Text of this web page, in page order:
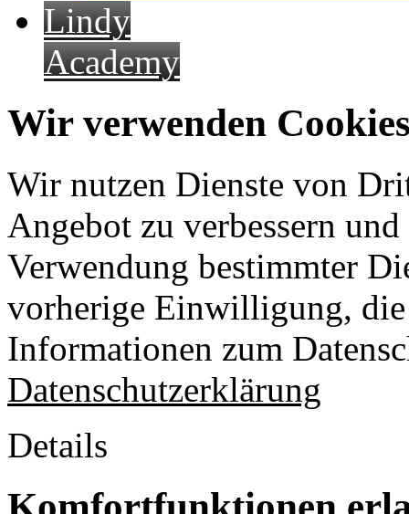
Lindy
Academy
Wir verwenden
Wir nutzen Dienste von
Angebot zu verbessern
Verwendung bestimmter
vorherige Einwilligung,
Informationen zum
Datenschutzerklärung
Details